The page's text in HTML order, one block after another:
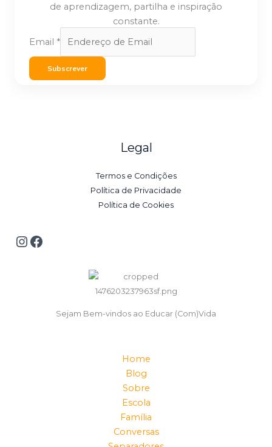
de aprendizagem, partilha e inspiração
constante.
Email *
Subscrever
Legal
Termos e Condições
Política de Privacidade
Política de Cookies
Sejam Bem-vindos ao Educar (Com)Vida
Home
Blog
Sobre
Escola
Família
Conversas